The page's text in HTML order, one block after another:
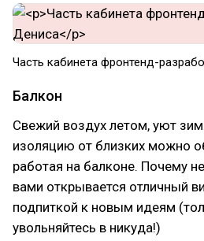
Часть кабинета фронтенд-
Балкон
Свежий воздух летом, уют
изоляцию от близких можно
работая на балконе. Почему
вами открывается отличный
подпиткой к новым идеям
увольняйтесь в никуда!)